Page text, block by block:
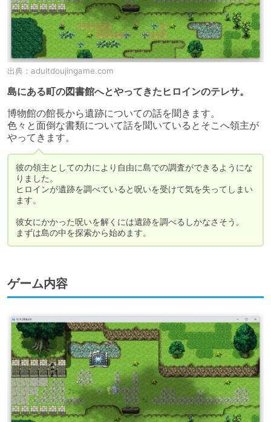
出典： adultdoujingame.com
島にある町の図書館へとやってきたヒロインのテレサ。
博物館の館長から遺跡についての話を聞きます。
色々と面倒な書類について話を聞いているとそこへ領主が
やってきます。
彼の領主としての力により自由に島での調査ができるようにな
りました。
ヒロインが遺跡を調べていると呪いを受けて気を失ってしまい
ます。
彼女にかかった呪いを解くには遺跡を調べるしかなさそう。
まずは島の中を探索から始めます。
ゲーム内容